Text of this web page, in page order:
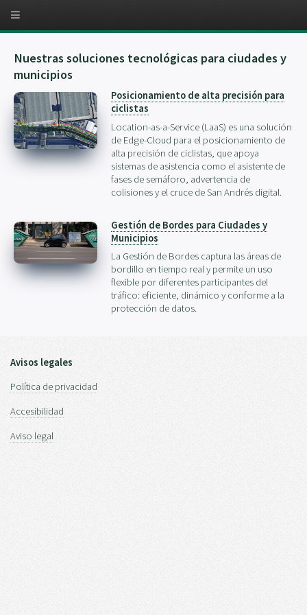
Nuestras soluciones tecnológicas para ciudades y
municipios
Posicionamiento de alta precisión para
ciclistas
Location-as-a-Service (LaaS) es una solución
de Edge-Cloud para el posicionamiento de
alta precisión de ciclistas, que apoya
sistemas de asistencia como el asistente de
fases de semáforo, advertencia de
colisiones y el cruce de San Andrés digital.
Gestión de Bordes para Ciudades y
Municipios
La Gestión de Bordes captura las áreas de
bordillo en tiempo real y permite un uso
flexible por diferentes participantes del
tráfico: eficiente, dinámico y conforme a la
protección de datos.
Avisos legales
Política de privacidad
Accesibilidad
Aviso legal